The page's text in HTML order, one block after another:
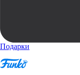
Подарки